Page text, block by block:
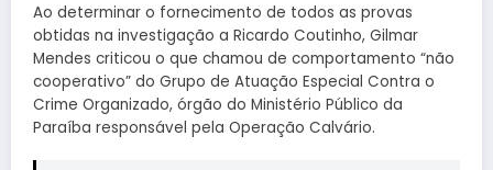
Ao determinar o fornecimento de todos as provas
obtidas na investigação a Ricardo Coutinho, Gilmar
Mendes criticou o que chamou de comportamento “não
cooperativo” do Grupo de Atuação Especial Contra o
Crime Organizado, órgão do Ministério Público da
Paraíba responsável pela Operação Calvário.